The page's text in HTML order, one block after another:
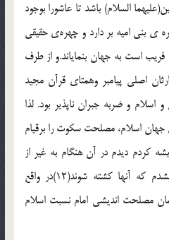
السلام) باشد تا عاشورا بوجود
ي بني اميه بر دارد و چهره‌ي حقيقي
است به جهان بنماياند.و از طرف
اصلي پيامبر وهمتاي قرآن مجيد
اسلام و ضربه جبران ناپذير بود. لذا
اسلام، مصلحت سكوت را برقيام
كردم ديدم در آن هنگام به غير از
اهلبيت ديگر ياوري ندارم راضي نشدم كه آنها كشته شوند(12)در واقع
مصلحت انديشي امام نسبت اسلام